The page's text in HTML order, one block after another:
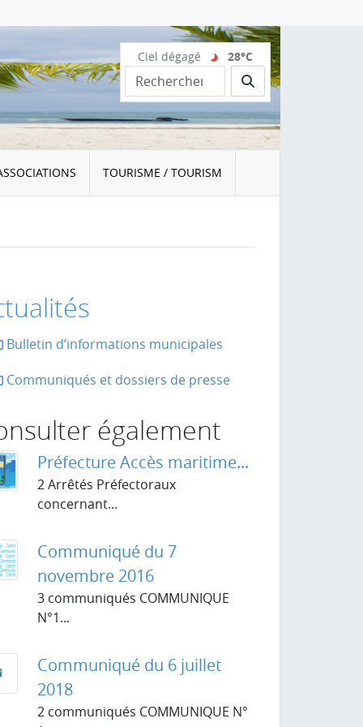
Ciel dégagé 28°C
Rechercher
TOURISME / TOURISM
page
Bulletin d’informations municipales
Communiqués et dossiers de presse
également
Préfecture Accès maritime...
2 Arrêtés Préfectoraux
concernant...
Communiqué du 7
novembre 2016
3 communiqués COMMUNIQUE
N°1...
Communiqué du 6 juillet
2018
2 communiqués COMMUNIQUE N°